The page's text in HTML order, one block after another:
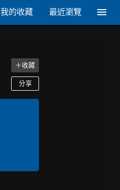
我的收藏 最近瀏覽
＋收藏
分享